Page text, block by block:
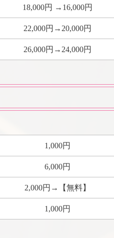
18,000円 →16,000円
22,000円→20,000円
26,000円→24,000円
1,000円
6,000円
2,000円→【無料】
1,000円